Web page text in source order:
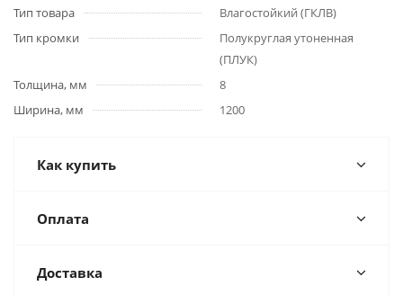
Тип товара
Влагостойкий (ГКЛВ)
Тип кромки
Полукруглая утоненная
(ПЛУК)
Толщина, мм
8
Ширина, мм
1200
Как купить
Оплата
Доставка